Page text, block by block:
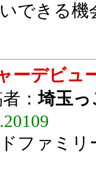
できる
ーデビュ
：埼玉っ
ファミ